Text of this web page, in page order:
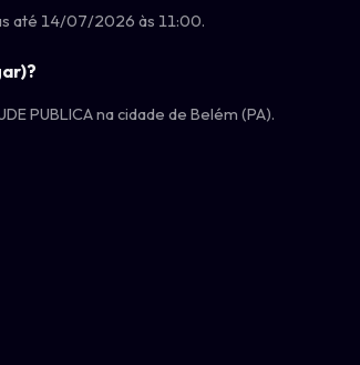
até 14/07/2026 às 11:00.
PUBLICA na cidade de Belém (PA).